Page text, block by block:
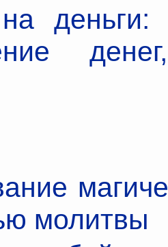
деньги:
молитвы